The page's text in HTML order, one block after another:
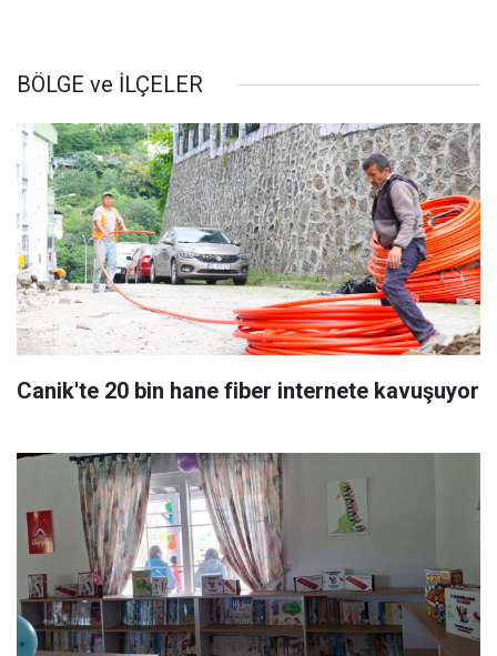
BÖLGE ve İLÇELER
Canik'te 20 bin hane fiber internete kavuşuyor